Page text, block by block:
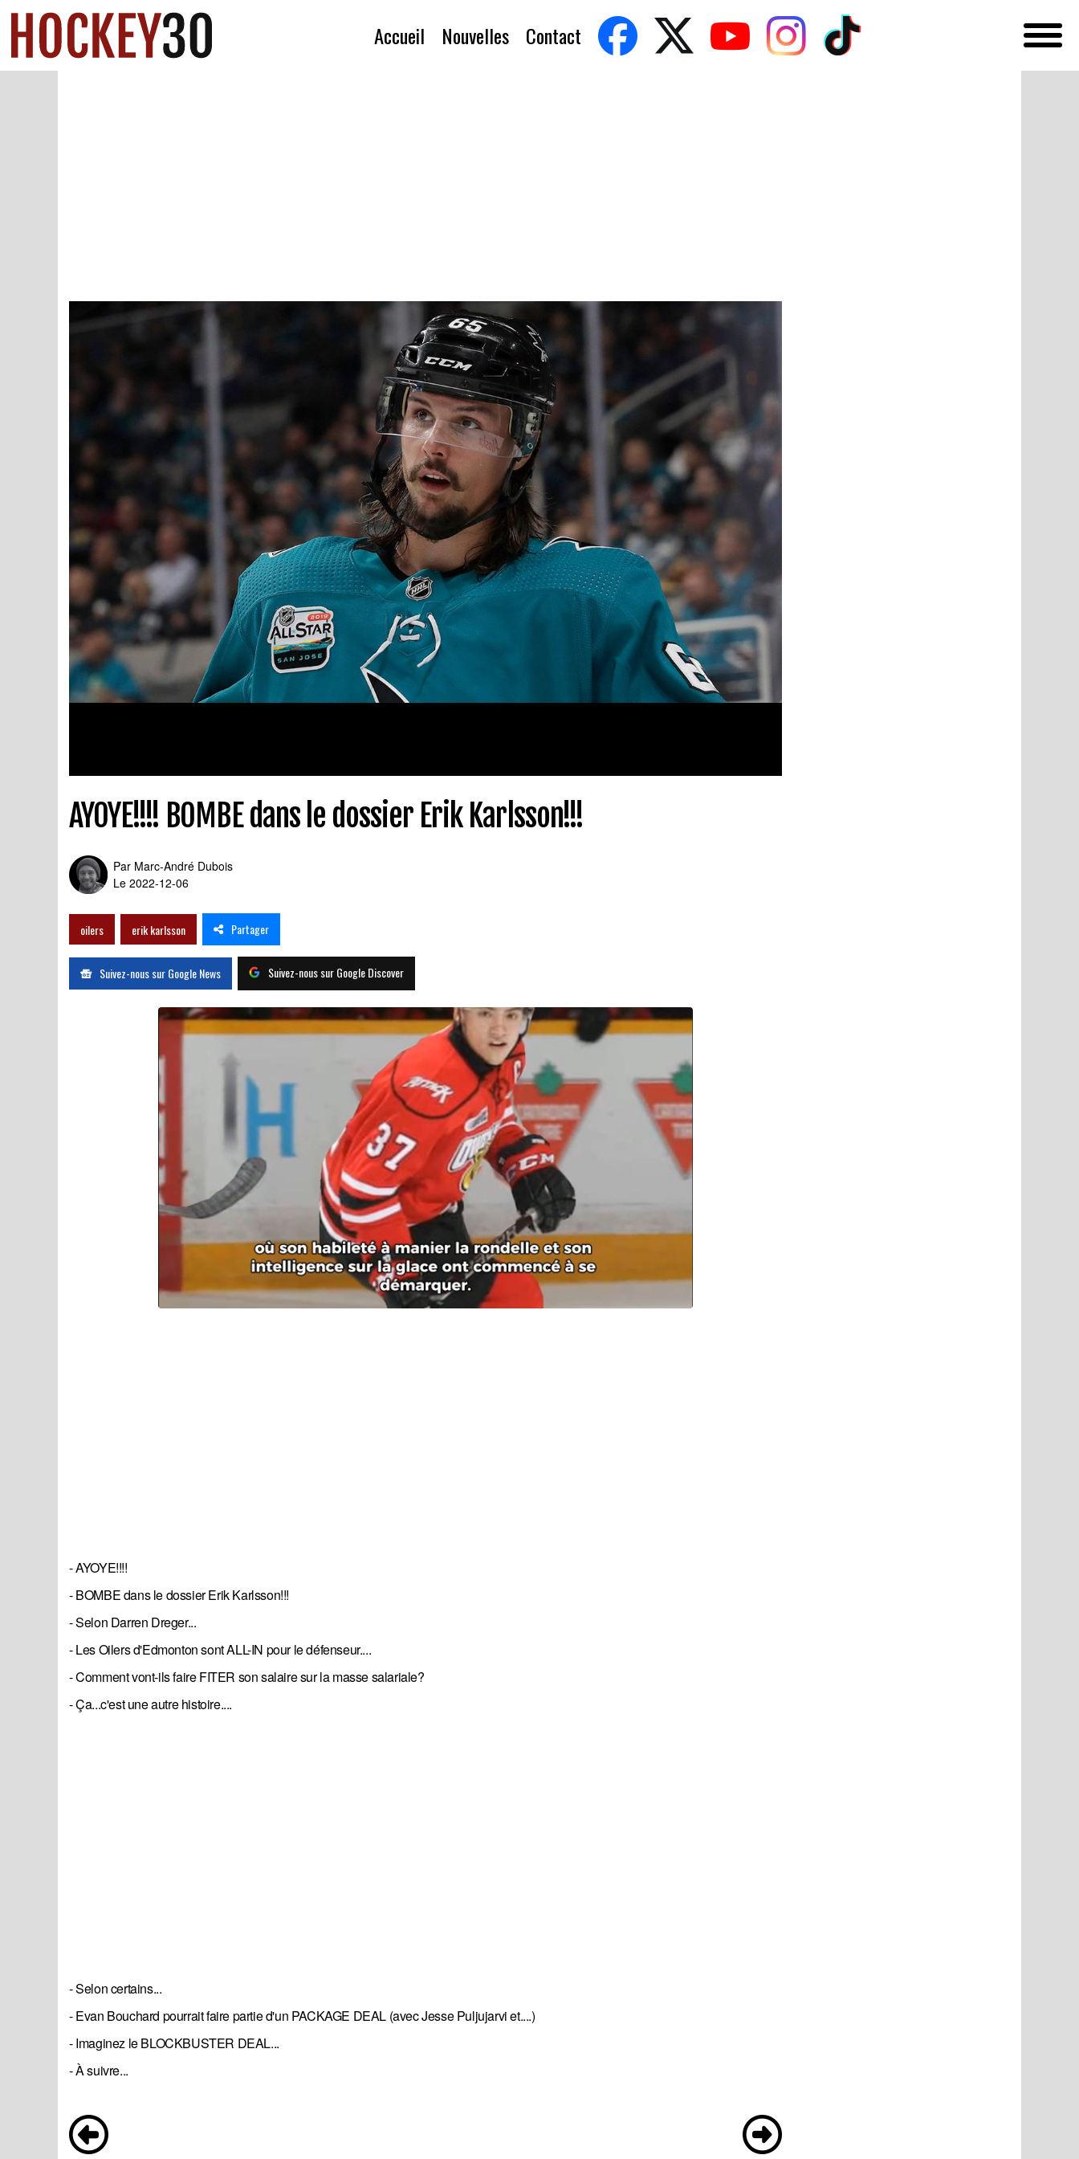
Accueil Nouvelles Contact
AYOYE!!!! BOMBE dans le dossier Erik Karlsson!!!
Par Marc-André Dubois
Le 2022-12-06
oilers erik karlsson Partager
Suivez-nous sur Google News Suivez-nous sur Google Discover
- AYOYE!!!!
- BOMBE dans le dossier Erik Karlsson!!!
- Selon Darren Dreger...
- Les Oilers d'Edmonton sont ALL-IN pour le défenseur....
- Comment vont-ils faire FITER son salaire sur la masse salariale?
- Ça...c'est une autre histoire....
- Selon certains...
- Evan Bouchard pourrait faire partie d'un PACKAGE DEAL (avec Jesse Puljujarvi et....)
- Imaginez le BLOCKBUSTER DEAL...
- À suivre...